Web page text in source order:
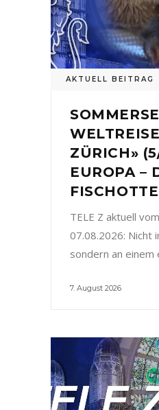
AKTUELL BEITRAG
ZÜRICH»
EUROPA –
TELE Z aktuell vom
07.08.2026: Nicht
sondern an einem
7. August 2026